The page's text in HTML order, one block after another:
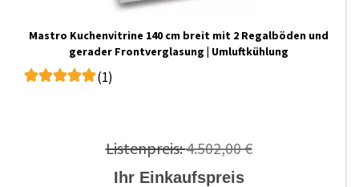
Mastro Kuchenvitrine 140 cm breit mit 2 Regalböden und
gerader Frontverglasung | Umluftkühlung
(1)
Listenpreis:4.502,00 €
Ihr Einkaufspreis